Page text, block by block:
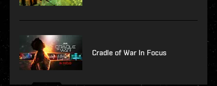
Cradle of War In Focus